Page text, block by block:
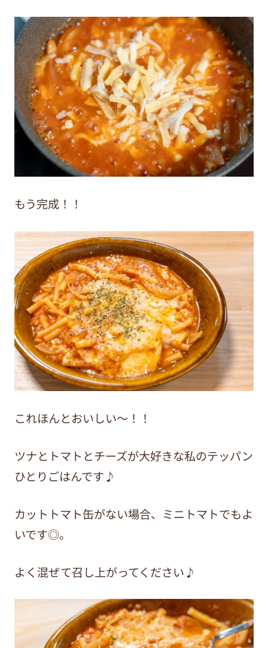
もう完成！！
これほんとおいしい～！！
ツナとトマトとチーズが大好きな私のテッパン
ひとりごはんです♪
カットトマト缶がない場合、ミニトマトでもよ
いです◎。
よく混ぜて召し上がってください♪